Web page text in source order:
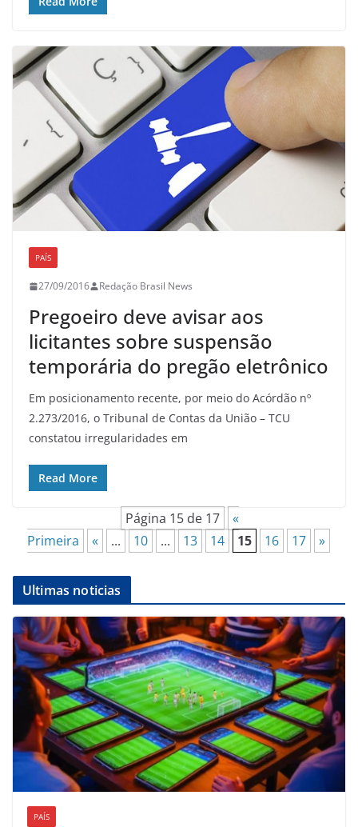
PAÍS
27/09/2016 Redação Brasil News
Pregoeiro deve avisar aos
licitantes sobre suspensão
temporária do pregão eletrônico
Em posicionamento recente, por meio do Acórdão nº
2.273/2016, o Tribunal de Contas da União – TCU
constatou irregularidades em
Read More
Página 15 de 17
«
Primeira
« ... 10 ... 13 14 15 16 17 »
Ultimas noticias
PAÍS